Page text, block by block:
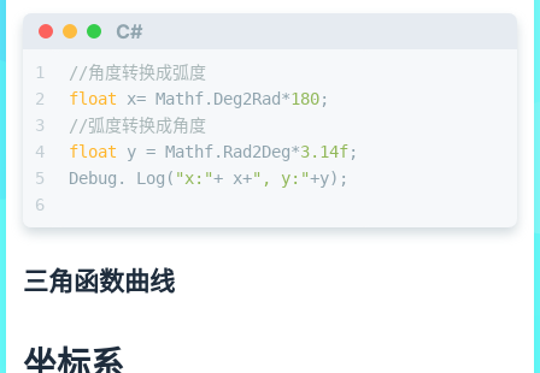
C#
1
2
3
4
5
6
//角度转换成弧度
float x= Mathf.Deg2Rad*180;
//弧度转换成角度
float y = Mathf.Rad2Deg*3.14f;
Debug. Log( "x:"+ x+", y:"+y);
三角函数曲线
坐标系